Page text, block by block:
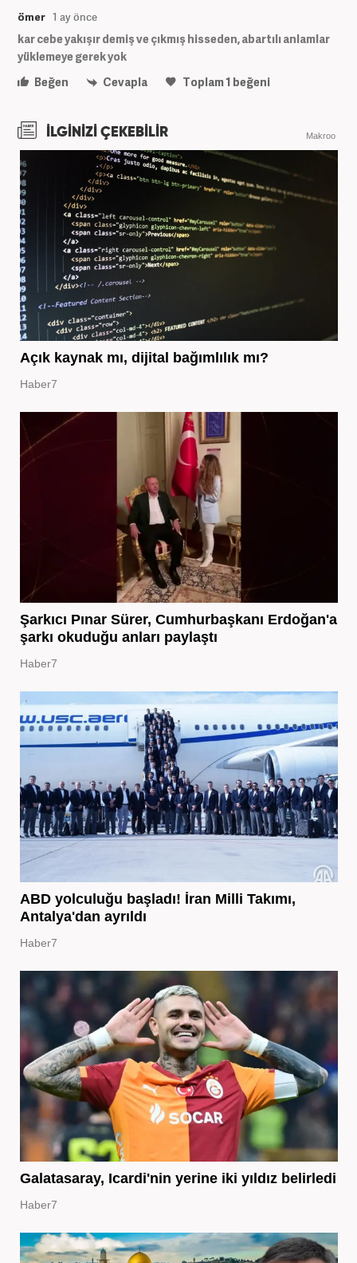
ömer 1 ay önce
kar cebe yakışır demiş ve çıkmış hisseden, abartılı anlamlar
yüklemeye gerek yok
Beğen
Cevapla Toplam1 beğeni
İLGİNİZİ ÇEKEBİLİR Makroo
Açık kaynak mı, dijital bağımlılık mı?
Haber7
Şarkıcı Pınar Sürer, Cumhurbaşkanı Erdoğan'a
şarkı okuduğu anları paylaştı
Haber7
ABD yolculuğu başladı! İran Milli Takımı,
Antalya'dan ayrıldı
Haber7
Galatasaray, Icardi'nin yerine iki yıldız belirledi
Haber7